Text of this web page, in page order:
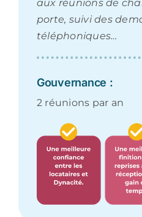
aux réunions de
porte, suivi des
téléphoniques…
Gouvernance :
2 réunions par an